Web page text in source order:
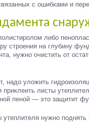
с ошибками и
либо
строения на глубину
нужно очистить от
надо уложить
листы
пеной — это защитит
нужно